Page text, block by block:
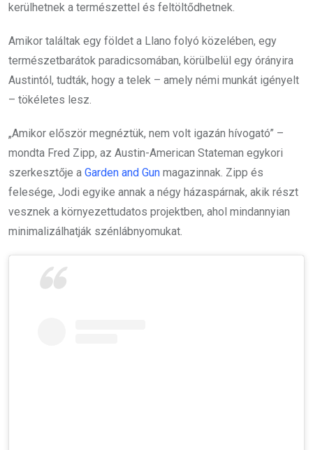
kerülhetnek a természettel és feltöltődhetnek.
Amikor találtak egy földet a Llano folyó közelében, egy
természetbarátok paradicsomában, körülbelül egy órányira
Austintól, tudták, hogy a telek – amely némi munkát igényelt
– tökéletes lesz.
„Amikor először megnéztük, nem volt igazán hívogató” –
mondta Fred Zipp, az Austin-American Stateman egykori
szerkesztője a Garden and Gun magazinnak. Zipp és
felesége, Jodi egyike annak a négy házaspárnak, akik részt
vesznek a környezettudatos projektben, ahol mindannyian
minimalizálhatják szénlábnyomukat.